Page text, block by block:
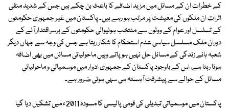
کے خطرات ان کے مسائل میں مزید اضافے کا باعث بن چکے ہیں جس کے شدید منفی
اثرات ان ملکوں کی معیشت پر مرتب ہو رہے ہیں۔ پاکستان میں غیر جمہوری حکومتوں
کے تسلسل اور عوام کے ووٹوں سے منتخب ہونیوالی حکومتوں کے برسراقتدار آنے کے
دوران ملک مسلسل سیاسی عدم استحکام کا شکار رہتا ہے جس کی وجہ سے جہاں دیگر
شعبہ ہائے زندگی کے مسائل حل نہیں ہوپاتے وہیں ماحولیاتی مسائل میں بھی اضافہ
ہوتا رہتا ہے، اس کے باوجود پاکستان کے جمہوری ادوار میں موسمیاتی و ماحولیاتی
مسائل کے حوالے سے پیشرفت آہستہ ہی سہی ہوتی ضرور ہے۔
پاکستان میں موسمیاتی تبدیلی کی قومی پالیسی کا مسودہ 2011ء میں تشکیل دیا گیا